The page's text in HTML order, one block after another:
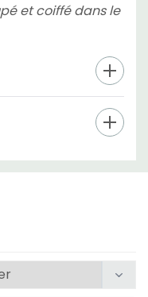
et coiffé dans le